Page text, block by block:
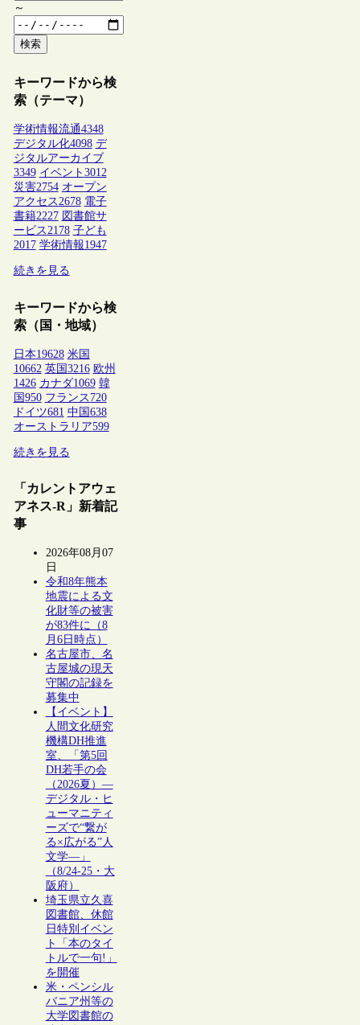
～
検索
キーワードから検
索（テーマ）
学術情報流通4348
デジタル化4098 デ
ジタルアーカイブ
3349 イベント 3012
災害2754 オープン
アクセス2678 電子
書籍2227 図書館サ
ービス2178 子ども
2017 学術情報1947
続きを見る
キーワードから検
索（国・地域）
日本19628 米国
10662 英国 3216 欧州
1426 カナダ1069 韓
国 950 フランス 720
ドイツ681 中国 638
オーストラリア599
続きを見る
「カレントアウェ
アネス-R」新着記
事
2026年08月07
日
令和8年熊本
地震による文
化財等の被害
が83件に（8
月6日時点）
名古屋市、名
古屋城の現天
守閣の記録を
募集中
【イベント】
人間文化研究
機構DH推進
室、「第5回
DH若手の会
（2026夏）―
デジタル・ヒ
ューマニティ
ーズで“繋が
る×広がる”人
文学―」
（8/24-25・大
阪府）
埼玉県立久喜
図書館、休館
日特別イベン
ト「本のタイ
トルで一句!」
を開催
米・ペンシル
バニア州等の
大学図書館の